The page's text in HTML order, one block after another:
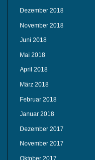
Dezember 2018
November 2018
Juni 2018
Mai 2018
April 2018
März 2018
Februar 2018
Januar 2018
Dezember 2017
November 2017
Oktober 2017